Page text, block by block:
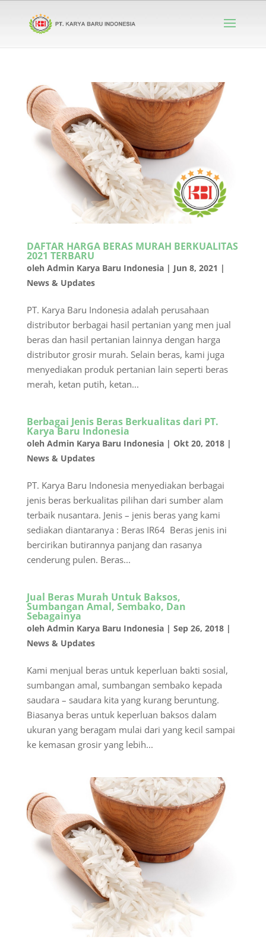
DAFTAR HARGA BERAS MURAH BERKUALITAS
2021 TERBARU
oleh Admin Karya Baru Indonesia| Jun 8, 2021 |
News & Updates
PT. Karya Baru Indonesia adalah perusahaan
distributor berbagai hasil pertanian yang men jual
beras dan hasil pertanian lainnya dengan harga
distributor grosir murah. Selain beras, kami juga
menyediakan produk pertanian lain seperti beras
merah, ketan putih, ketan...
Berbagai Jenis Beras Berkualitas dari PT.
Karya Baru Indonesia
oleh Admin Karya Baru Indonesia| Okt 20, 2018|
News & Updates
PT. Karya Baru Indonesia menyediakan berbagai
jenis beras berkualitas pilihan dari sumber alam
terbaik nusantara. Jenis – jenis beras yang kami
sediakan diantaranya : Beras IR64 Beras jenis ini
bercirikan butirannya panjang dan rasanya
cenderung pulen. Beras...
Jual Beras Murah Untuk Baksos,
Sumbangan Amal, Sembako, Dan
Sebagainya
oleh Admin Karya Baru Indonesia| Sep 26, 2018|
News & Updates
Kami menjual beras untuk keperluan bakti sosial,
sumbangan amal, sumbangan sembako kepada
saudara – saudara kita yang kurang beruntung.
Biasanya beras untuk keperluan baksos dalam
ukuran yang beragam mulai dari yang kecil sampai
ke kemasan grosir yang lebih...